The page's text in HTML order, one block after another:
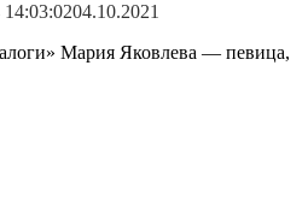
04.10.2021
Мария Яковлева — певица,